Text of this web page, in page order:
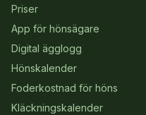
Priser
App för hönsägare
Digital ägglogg
Hönskalender
Foderkostnad för höns
Kläckningskalender